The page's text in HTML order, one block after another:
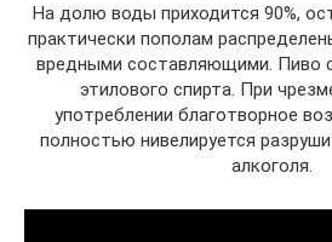
На долю воды приходится 90%,
практически пополам
вредными составляющими. Пиво
этилового спирта. При
употреблении благотворное
полностью нивелируется
алкоголя.